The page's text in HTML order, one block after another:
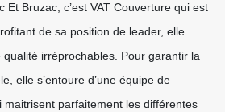
Et Bruzac, c’est VAT Couverture qui est
de sa position de leader, elle
irréprochables. Pour garantir la
elle s’entoure d’une équipe de
maitrisent parfaitement les différentes